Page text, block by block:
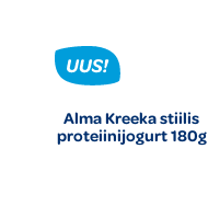
Alma Kreeka stiilis
proteiinijogurt 180g